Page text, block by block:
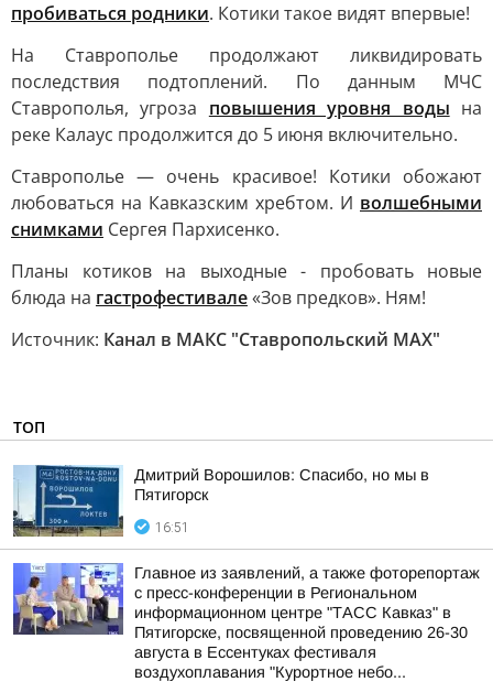
пробиваться родники. Котики такое видят впервые!
На Ставрополье продолжают ликвидировать
последствия подтоплений. По данным МЧС
Ставрополья, угроза повышения уровня воды на
реке Калаус продолжится до 5 июня включительно.
Ставрополье — очень красивое! Котики обожают
любоваться на Кавказским хребтом. И волшебными
снимками Сергея Пархисенко.
Планы котиков на выходные - пробовать новые
блюда на гастрофестивале«Зов предков». Ням!
Источник: Канал в МАКС "Ставропольский MAX"
ТОП
Дмитрий Ворошилов: Спасибо, но мы в
Пятигорск
16:51
Главное из заявлений, а также фоторепортаж
с пресс-конференции в Региональном
информационном центре "ТАСС Кавказ" в
Пятигорске, посвященной проведению 26-30
августа в Ессентуках фестиваля
воздухоплавания "Курортное небо...